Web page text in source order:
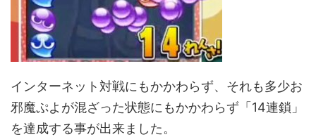
インターネット対戦にもかかわらず、それも多少お
邪魔ぷよが混ざった状態にもかかわらず「14連鎖」
を達成する事が出来ました。